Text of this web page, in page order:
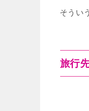
そうい
旅行